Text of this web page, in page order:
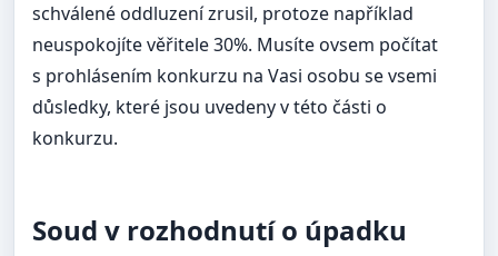
schválené oddluzení zrusil, protoze například
neuspokojíte věřitele 30%. Musíte ovsem počítat
s prohlásením konkurzu na Vasi osobu se vsemi
důsledky, které jsou uvedeny v této části o
konkurzu.
Soud v rozhodnutí o úpadku